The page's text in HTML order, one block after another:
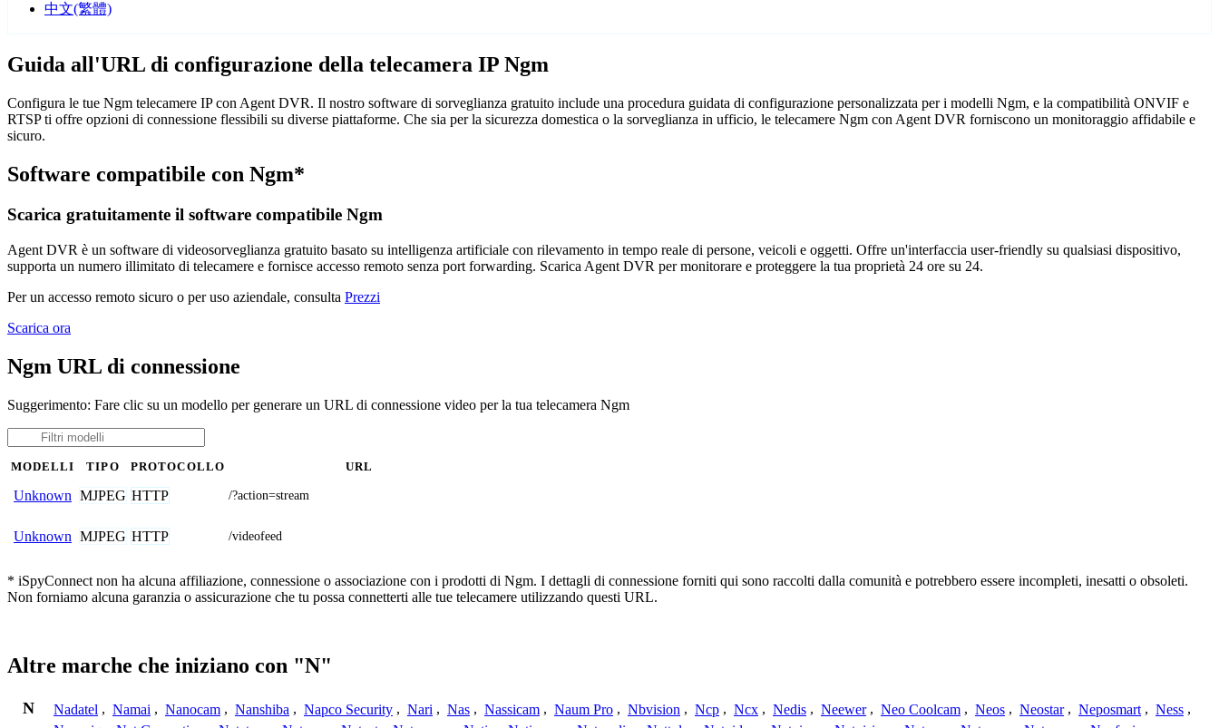
中文(繁體)
Guida all'URL di configurazione della telecamera IP Ngm
Configura le tue Ngm telecamere IP con Agent DVR. Il nostro software di sorveglianza gratuito include una procedura guidata di configurazione personalizzata per i modelli Ngm, e la compatibilità ONVIF e
RTSP ti offre opzioni di connessione flessibili su diverse piattaforme. Che sia per la sicurezza domestica o la sorveglianza in ufficio, le telecamere Ngm con Agent DVR forniscono un monitoraggio affidabile e
sicuro.
Software compatibile con Ngm*
Scarica gratuitamente il software compatibile Ngm
Agent DVR è un software di videosorveglianza gratuito basato su intelligenza artificiale con rilevamento in tempo reale di persone, veicoli e oggetti. Offre un'interfaccia user-friendly su qualsiasi dispositivo,
supporta un numero illimitato di telecamere e fornisce accesso remoto senza port forwarding. Scarica Agent DVR per monitorare e proteggere la tua proprietà 24 ore su 24.
Per un accesso remoto sicuro o per uso aziendale, consulta Prezzi
Scarica ora
Ngm URL di connessione
Suggerimento: Fare clic su un modello per generare un URL di connessione video per la tua telecamera Ngm
MODELLI TIPO PROTOCOLLO URL
Unknown MJPEG HTTP /?action=stream
Unknown MJPEG HTTP /videofeed
* iSpyConnect non ha alcuna affiliazione, connessione o associazione con i prodotti di Ngm. I dettagli di connessione forniti qui sono raccolti dalla comunità e potrebbero essere incompleti, inesatti o obsoleti.
Non forniamo alcuna garanzia o assicurazione che tu possa connetterti alle tue telecamere utilizzando questi URL.
Altre marche che iniziano con "N"
N Nadatel , Namai , Nanocam , Nanshiba , Napco Security , Nari , Nas , Nassicam , Naum Pro , Nbvision , Ncp , Ncx , Nedis , Neewer , Neo Coolcam , Neos , Neostar , Neposmart , Ness ,